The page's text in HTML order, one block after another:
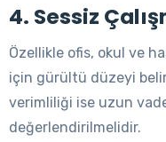
4. Sessiz
Özellikle ofis, okul ve
için gürültü düzeyi
verimliliği ise uzun
değerlendirilmelidir.